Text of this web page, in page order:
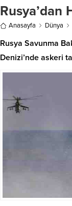
Rusya’dan
Anasayfa Dünya
Rusya Savunma
Denizi’nde askeri